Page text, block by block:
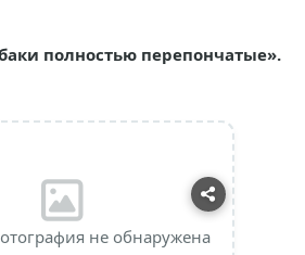
полностью перепончатые».
не обнаружена